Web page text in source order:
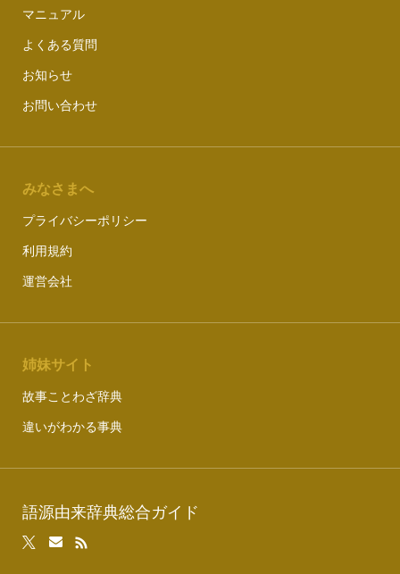
マニュアル
よくある質問
お知らせ
お問い合わせ
みなさまへ
プライバシーポリシー
利用規約
運営会社
姉妹サイト
故事ことわざ辞典
違いがわかる事典
語源由来辞典総合ガイド